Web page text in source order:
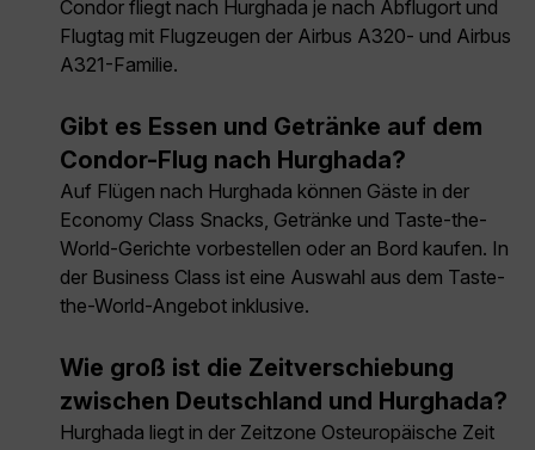
Condor fliegt nach Hurghada je nach Abflugort und
Flugtag mit Flugzeugen der Airbus A320- und Airbus
A321-Familie.
Gibt es Essen und Getränke auf dem
Condor-Flug nach Hurghada?
Auf Flügen nach Hurghada können Gäste in der
Economy Class Snacks, Getränke und Taste-the-
World-Gerichte vorbestellen oder an Bord kaufen. In
der Business Class ist eine Auswahl aus dem Taste-
the-World-Angebot inklusive.
Wie groß ist die Zeitverschiebung
zwischen Deutschland und Hurghada?
Hurghada liegt in der Zeitzone Osteuropäische Zeit